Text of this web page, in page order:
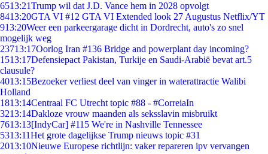
6513:21Trump wil dat J.D. Vance hem in 2028 opvolgt
8413:20GTA VI #12 GTA VI Extended look 27 Augustus Netflix/YT
913:20Weer een parkeergarage dicht in Dordrecht, auto's zo snel
mogelijk weg
23713:17Oorlog Iran #136 Bridge and powerplant day incoming?
1513:17Defensiepact Pakistan, Turkije en Saudi-Arabië bevat art.5
clausule?
4013:15Bezoeker verliest deel van vinger in waterattractie Walibi
Holland
1813:14Centraal FC Utrecht topic #88 - #CorreiaIn
3213:14Dakloze vrouw maanden als seksslavin misbruikt
7613:13[IndyCar] #115 We're in Nashville Tennessee
5313:11Het grote dagelijkse Trump nieuws topic #31
2013:10Nieuwe Europese richtlijn: vaker repareren ipv vervangen